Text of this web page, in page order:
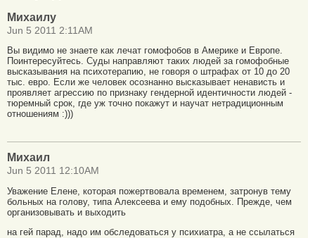
Михаилу
Jun 5 2011 2:11AM
Вы видимо не знаете как лечат гомофобов в Америке и Европе.
Поинтересуйтесь. Суды направляют таких людей за гомофобные
высказывания на психотерапию, не говоря о штрафах от 10 до 20
тыс. евро. Если же человек осознанно высказывает ненависть и
проявляет агрессию по признаку гендерной идентичности людей -
тюремный срок, где уж точно покажут и научат нетрадиционным
отношениям :)))
Михаил
Jun 5 2011 12:10AM
Уважение Елене, которая пожертвовала временем, затронув тему
больных на голову, типа Алексеева и ему подобных. Прежде, чем
организовывать и выходить
на гей парад, надо им обследоваться у психиатра, а не ссылаться